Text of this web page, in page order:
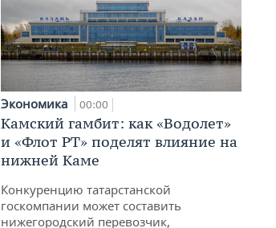
Экономика 00:00
Камский гамбит: как «Водолет»
и «Флот РТ» поделят влияние на
нижней Каме
Конкуренцию татарстанской
госкомпании может составить
нижегородский перевозчик,